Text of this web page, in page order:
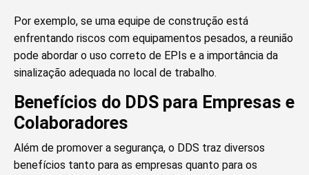
Por exemplo, se uma equipe de construção está
enfrentando riscos com equipamentos pesados, a reunião
pode abordar o uso correto de EPIs e a importância da
sinalização adequada no local de trabalho.
Benefícios do DDS para Empresas e
Colaboradores
Além de promover a segurança, o DDS traz diversos
benefícios tanto para as empresas quanto para os